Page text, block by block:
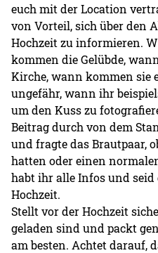
euch mit der Location
von Vorteil, sich über den
Hochzeit zu informieren.
kommen die Gelübde,
Kirche, wann kommen sie
ungefähr, wann ihr
um den Kuss zu
Beitrag durch von dem
und fragte das Brautpaar,
hatten oder einen
habt ihr alle Infos und
Hochzeit.
Stellt vor der Hochzeit
geladen sind und packt
am besten. Achtet darauf,